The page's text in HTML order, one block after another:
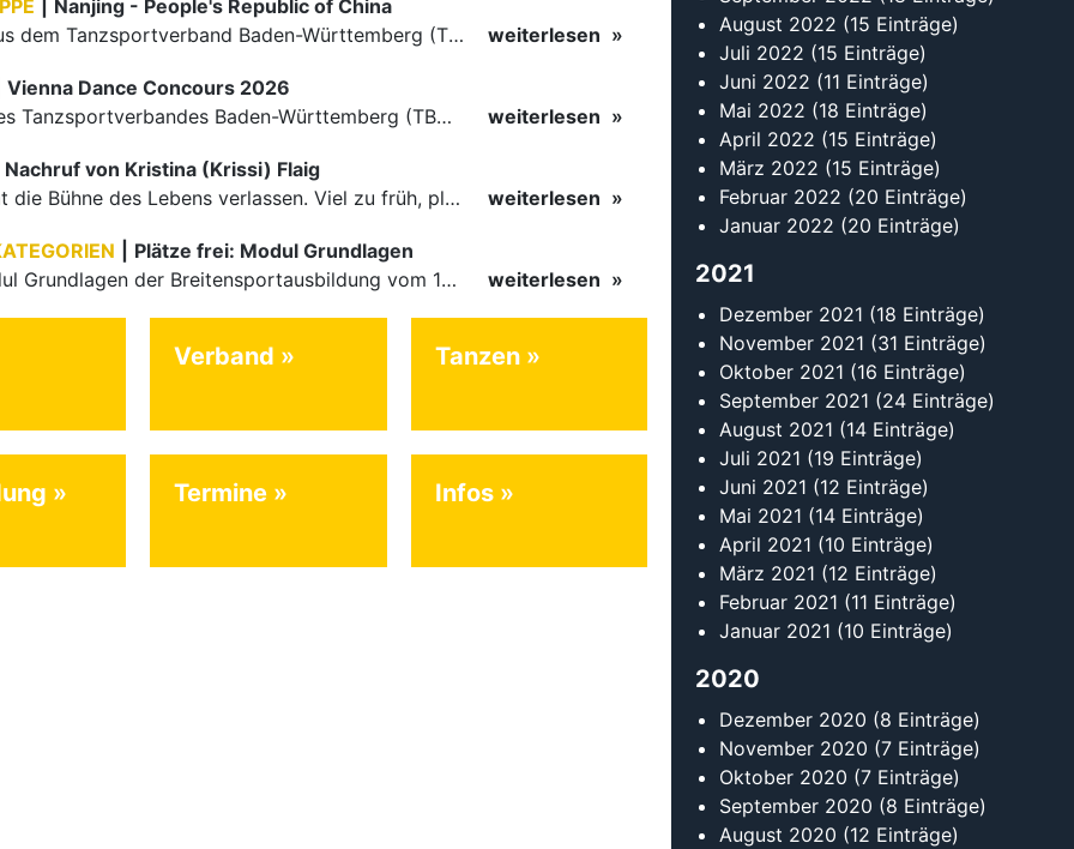
Nanjing - People's Republic of China
Die Paare aus dem Tanzsportverband Baden-Württemberg (TBW) haben beim hochklassig besetzten WDSF GrandSlam im chinesischen Nanjing wieder einmal auf internationalem Top-Niveau geglänzt. Das…
weiterlesen
Vienna Dance Concours 2026
Die Paare des Tanzsportverbandes Baden-Württemberg (TBW) glänzten auf dem internationalen Parkett des Vienna Dance Concourse 2026 im Wiener Rathaus mit hervorragenden Platzierungen Ergebnisse unter: …
weiterlesen
Nachruf von Kristina (Krissi) Flaig
Ein Engel hat die Bühne des Lebens verlassen. Viel zu früh, plötzlich und für uns alle unfassbar, wurde unsere geliebte Kristina (Krissi) Flaig im Alter von 36 Jahren aus dem Leben gerissen. Das Tanzen…
weiterlesen
Plätze frei: Modul Grundlagen
Für das Modul Grundlagen der Breitensportausbildung vom 10. bis 13. September an der Landessportschule Albstadt sind noch Plätze frei. Das Modul kann auch für den Lizenzerhalt (30 LE fachlich) genutzt…
weiterlesen
Verband Tanzen
Termine Infos
August 2022 (15 Einträge)
Juli 2022 (15 Einträge)
Juni 2022 (11 Einträge)
Mai 2022 (18 Einträge)
April 2022 (15 Einträge)
März 2022 (15 Einträge)
Februar 2022 (20 Einträge)
Januar 2022 (20 Einträge)
2021
Dezember 2021 (18 Einträge)
November 2021 (31 Einträge)
Oktober 2021 (16 Einträge)
September 2021 (24 Einträge)
August 2021 (14 Einträge)
Juli 2021 (19 Einträge)
Juni 2021 (12 Einträge)
Mai 2021 (14 Einträge)
April 2021 (10 Einträge)
März 2021 (12 Einträge)
Februar 2021 (11 Einträge)
Januar 2021 (10 Einträge)
2020
Dezember 2020 (8 Einträge)
November 2020 (7 Einträge)
Oktober 2020 (7 Einträge)
September 2020 (8 Einträge)
August 2020 (12 Einträge)